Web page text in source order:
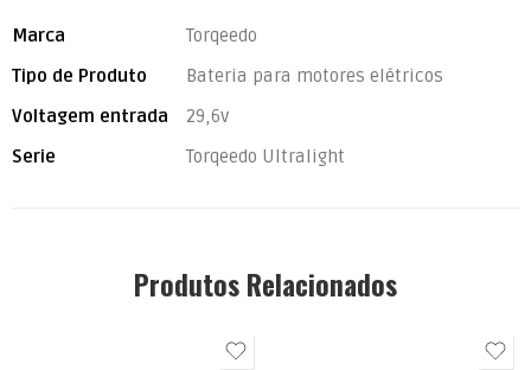
Marca
Torqeedo
Tipo de Produto
Bateria para motores elétricos
Voltagem entrada
29,6v
Serie
Torqeedo Ultralight
Produtos Relacionados